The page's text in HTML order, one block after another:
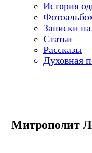
История
Записки
Статьи
Рассказы
Духовная
Митрополит